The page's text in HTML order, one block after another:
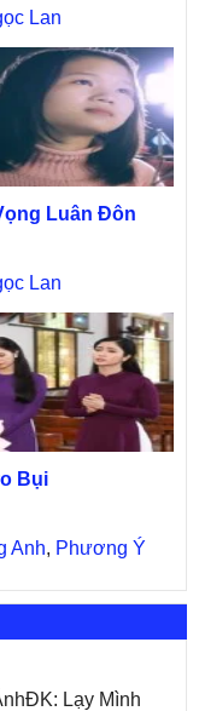
Lan
Luân Đôn
Lan
Bụi
Anh, Phương Ý
Lạy Mình